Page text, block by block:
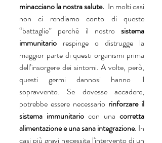
minacciano la nostra salute.
  In molti casi
non ci rendiamo conto di queste
“battaglie” perché il nostro sistema
immunitario respinge o distrugge la
maggior parte di questi organismi prima
dell’insorgere dei sintomi. A volte, però,
questi germi dannosi hanno il
sopravvento. Se dovesse accadere,
potrebbe essere necessario rinforzare il
sistema immunitario con una corretta
alimentazione e una sana integrazione. In
casi più gravi necessita l'intervento di un